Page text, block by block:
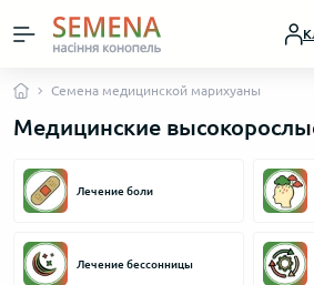
Семена медицинской марихуаны
Медицинские
Лечение боли
Лечение бессонницы